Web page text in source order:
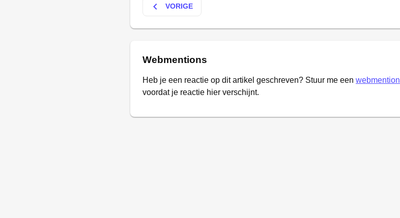
keyboard_arrow_left VORIGE
Webmentions
Heb je een reactie op dit artikel geschreven? Stuur me een webmention
voordat je reactie hier verschijnt.